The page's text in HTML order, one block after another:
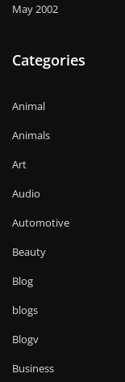
May 2002
Categories
Animal
Animals
Art
Audio
Automotive
Beauty
Blog
blogs
Blogv
Business